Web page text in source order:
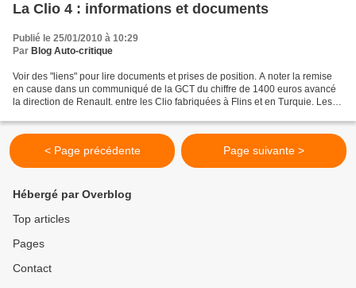
La Clio 4 : informations et documents
Publié le 25/01/2010 à 10:29
Par Blog Auto-critique
Voir des "liens" pour lire documents et prises de position. A noter la remise
en cause dans un communiqué de la GCT du chiffre de 1400 euros avancé
la direction de Renault. entre les Clio fabriquées à Flins et en Turquie. Les
< Page précédente Page suivante >
Hébergé par Overblog
Top articles
Pages
Contact